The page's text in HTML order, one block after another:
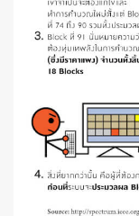
SHARE